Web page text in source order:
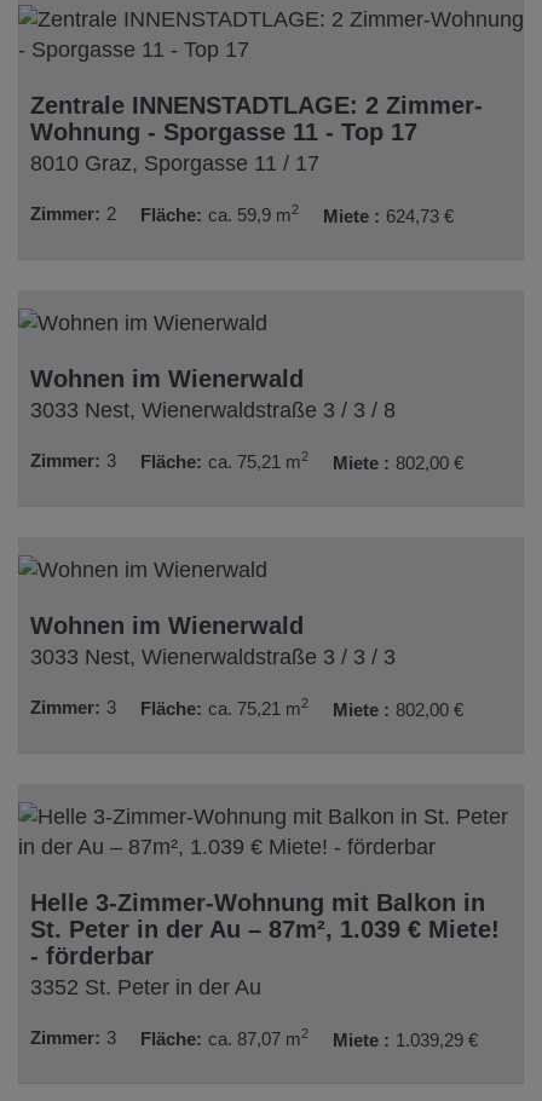
Zentrale INNENSTADTLAGE: 2 Zimmer-
Wohnung - Sporgasse 11 - Top 17
8010 Graz, Sporgasse 11 / 17
Zimmer 2 Fläche ca. 59,9 m2 Miete 624,73 €
Wohnen im Wienerwald
3033 Nest, Wienerwaldstraße 3 / 3 / 8
Zimmer 3 Fläche ca. 75,21 m2 Miete 802,00 €
Wohnen im Wienerwald
3033 Nest, Wienerwaldstraße 3 / 3 / 3
Zimmer 3 Fläche ca. 75,21 m2 Miete 802,00 €
Helle 3-Zimmer-Wohnung mit Balkon in
St. Peter in der Au – 87m², 1.039 € Miete!
- förderbar
3352 St. Peter in der Au
Zimmer 3 Fläche ca. 87,07 m2 Miete 1.039,29 €